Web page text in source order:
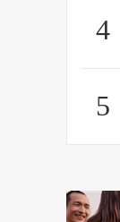
4
5